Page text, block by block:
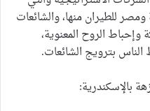
للطيران منها، والشائعات
الروح المعنوية،
بترويج الشائعات.
بالإسكندرية: